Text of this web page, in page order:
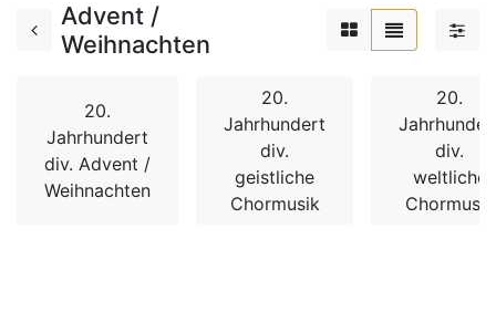
Advent /
Weihnachten
20.
Jahrhundert
div. Advent /
Weihnachten
20.
Jahrhundert
div.
geistliche
Chormusik
20.
div.
weltliche
Chormusik